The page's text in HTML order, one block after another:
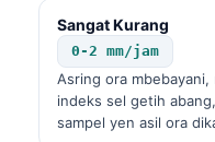
Sangat Kurang
0-2 mm/jam
Asring ora
indeks sel getih
sampel yen asil ora